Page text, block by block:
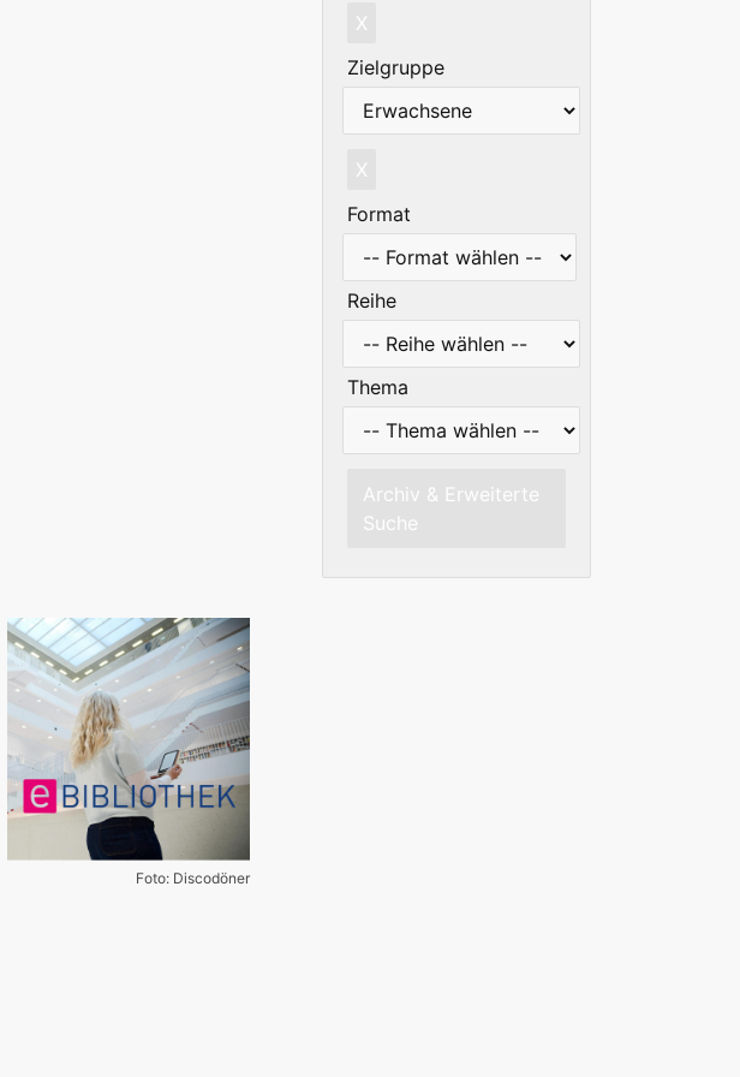
X
Zielgruppe
X
Format
Reihe
Thema
Archiv & Erweiterte
Suche
Foto: Discodöner